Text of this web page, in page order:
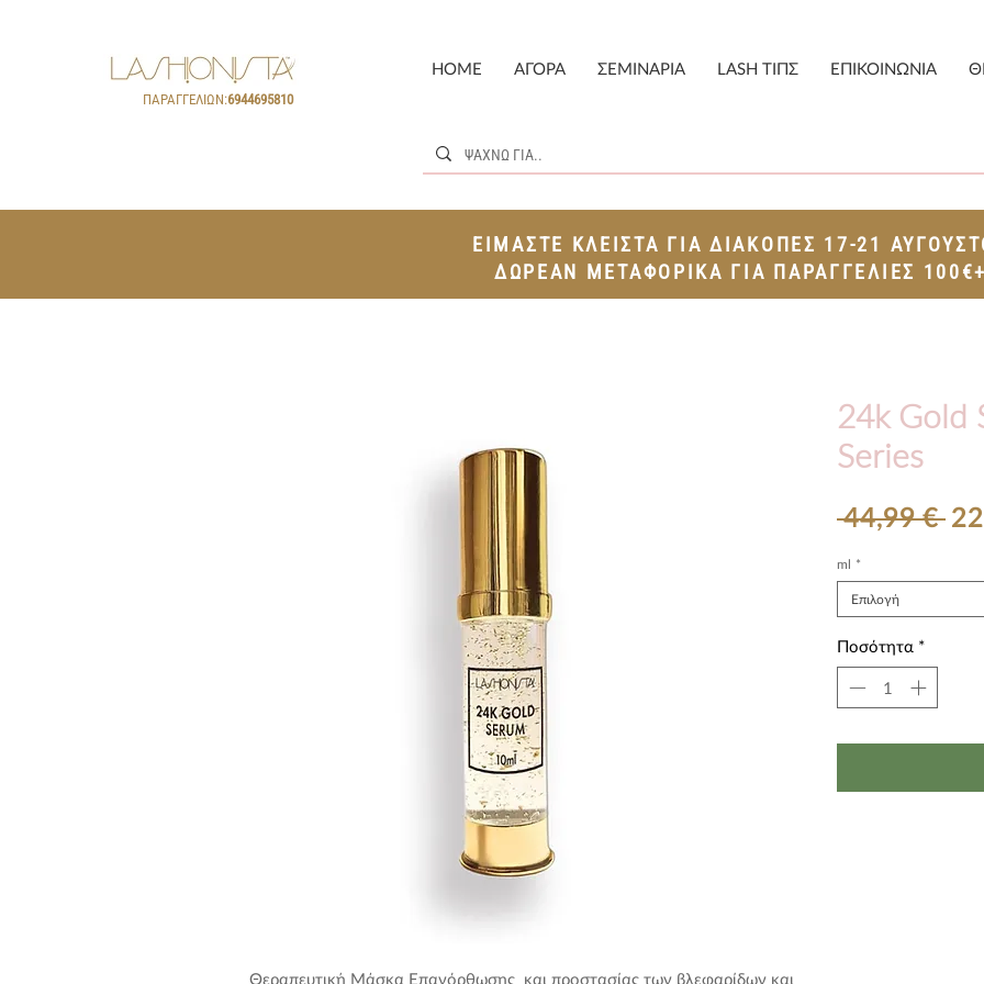
ΠΑΡΑΓΓΕΛΙΩΝ:6944695810
HOME ΑΓΟΡΑ ΣΕΜΙΝΑΡΙΑ LASH ΤΙΠΣ ΕΠΙΚΟΙΝΩΝΙΑ
ΕΙΜΑΣΤΕ ΚΛΕΙΣΤΑ ΓΙΑ ΔΙΑΚΟΠΕΣ 17-21
ΔΩΡΕΑΝ ΜΕΤΑΦΟΡΙΚΑ ΓΙΑ ΠΑΡΑΓΓΕΛΙΕΣ 100€+
Θεραπευτική Μάσκα Επανόρθωσης και προστασίας των βλεφαρίδων και
24k Gold
Series
44,99 €
ml *
Επιλογή
Ποσότητα *